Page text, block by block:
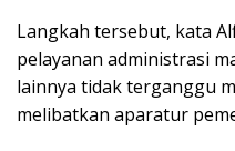
Langkah tersebut, kata
pelayanan administrasi
lainnya tidak terganggu
melibatkan aparatur